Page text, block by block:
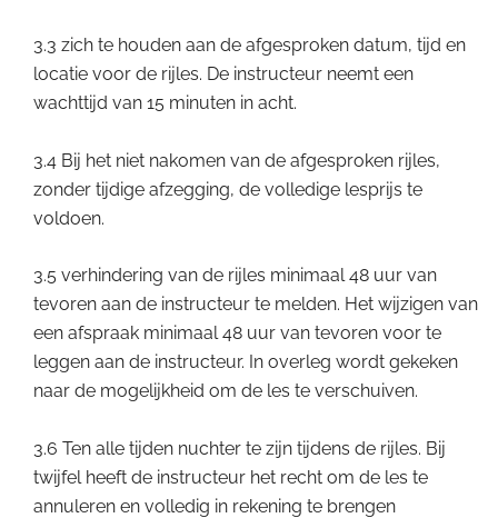
3.3 zich te houden aan de afgesproken datum, tijd en
locatie voor de rijles. De instructeur neemt een
wachttijd van 15 minuten in acht.
3.4 Bij het niet nakomen van de afgesproken rijles,
zonder tijdige afzegging, de volledige lesprijs te
voldoen.
3.5 verhindering van de rijles minimaal 48 uur van
tevoren aan de instructeur te melden. Het wijzigen van
een afspraak minimaal 48 uur van tevoren voor te
leggen aan de instructeur. In overleg wordt gekeken
naar de mogelijkheid om de les te verschuiven.
3.6 Ten alle tijden nuchter te zijn tijdens de rijles. Bij
twijfel heeft de instructeur het recht om de les te
annuleren en volledig in rekening te brengen